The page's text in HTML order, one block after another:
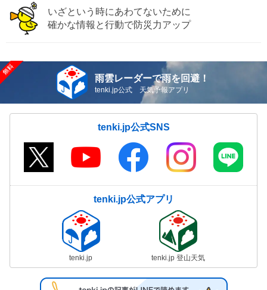
いざという時にあわてないために
確かな情報と行動で防災力アップ
雨雲レーダーで雨を回避！
tenki.jp公式 天気予報アプリ
tenki.jp公式SNS
tenki.jp公式アプリ
tenki.jp tenki.jp 登山天気